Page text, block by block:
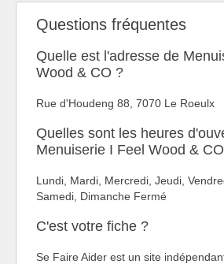
Questions fréquentes
Quelle est l'adresse de
Wood & CO ?
Rue d'Houdeng 88, 7070 Le Roeulx
Quelles sont les heures
Menuiserie I Feel Wood &
Lundi, Mardi, Mercredi, Jeudi,
Samedi, Dimanche Fermé
C'est votre fiche ?
Se Faire Aider est un site